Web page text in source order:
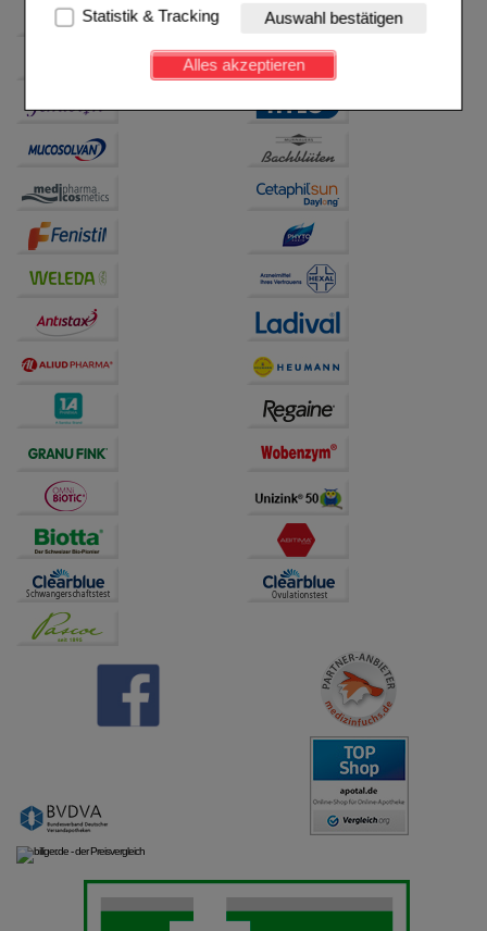
Website notwendig sind (z.B. Navigation, Warenkorb,
Kundenkonto), weshalb auf diese nicht verzichtet
werden kann.
Einkaufserlebnis noch ansprechender zu gestalten,
Besuchers oder unsere Seite an bevorzugte
Verhaltensweisen (z.B. Spracheinstellung)
anzupassen. Komfort-Cookies ermöglichen es uns
auch auf Ihre Bedürfnisse zugeschrittene Inhalte
anzuzeigen und unser Partnerprogramm zu
betreiben.
Statistik & Tracking:
Hierüber lassen sich
Informationen über die Art und Weise der Nutzung
unserer Website sammeln, mit deren Hilfe wir unsere
auf unserer Website aber auch die Werbung auf
Drittseiten möglichst relevant für Sie zu gestalten.
Bitte beachten Sie, dass Daten hierfür teilweise an
Dritte wie z.B. Google oder soziale Medien
Statistik & Tracking Auswahl bestätigen
Alles akzeptieren